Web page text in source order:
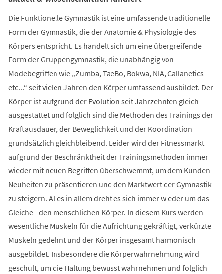
Die Funktionelle Gymnastik ist eine umfassende traditionelle
Form der Gymnastik, die der Anatomie & Physiologie des
Körpers entspricht. Es handelt sich um eine übergreifende
Form der Gruppengymnastik, die unabhängig von
Modebegriffen wie „Zumba, TaeBo, Bokwa, NIA, Callanetics
etc...“ seit vielen Jahren den Körper umfassend ausbildet. Der
Körper ist aufgrund der Evolution seit Jahrzehnten gleich
ausgestattet und folglich sind die Methoden des Trainings der
Kraftausdauer, der Beweglichkeit und der Koordination
grundsätzlich gleichbleibend. Leider wird der Fitnessmarkt
aufgrund der Beschränktheit der Trainingsmethoden immer
wieder mit neuen Begriffen überschwemmt, um dem Kunden
Neuheiten zu präsentieren und den Marktwert der Gymnastik
zu steigern. Alles in allem dreht es sich immer wieder um das
Gleiche - den menschlichen Körper. In diesem Kurs werden
wesentliche Muskeln für die Aufrichtung gekräftigt, verkürzte
Muskeln gedehnt und der Körper insgesamt harmonisch
ausgebildet. Insbesondere die Körperwahrnehmung wird
geschult, um die Haltung bewusst wahrnehmen und folglich